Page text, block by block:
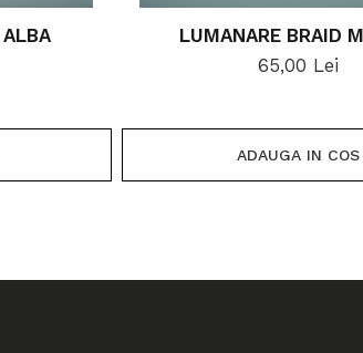
LUMANARE BRAID
65,00 Lei
ADAUGA IN COS